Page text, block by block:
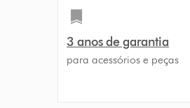
3 anos de garantia
para acessórios e peças